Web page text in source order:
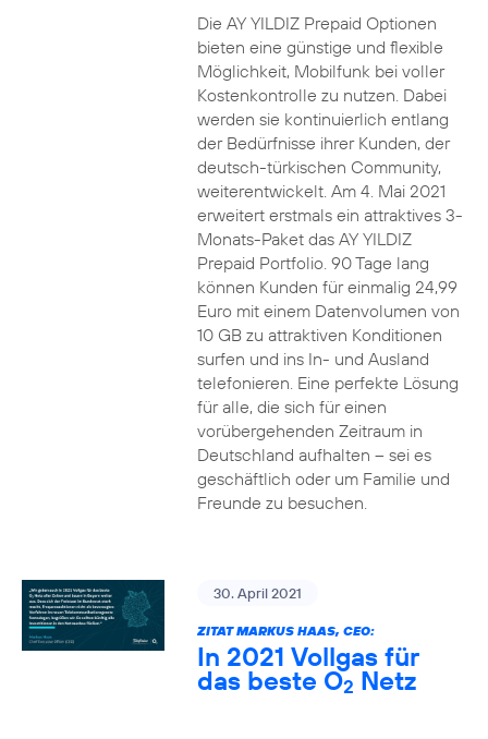
Die AY YILDIZ Prepaid Optionen
bieten eine günstige und flexible
Möglichkeit, Mobilfunk bei voller
Kostenkontrolle zu nutzen. Dabei
werden sie kontinuierlich entlang
der Bedürfnisse ihrer Kunden, der
deutsch-türkischen Community,
weiterentwickelt. Am 4. Mai 2021
erweitert erstmals ein attraktives 3-
Monats-Paket das AY YILDIZ
Prepaid Portfolio. 90 Tage lang
können Kunden für einmalig 24,99
Euro mit einem Datenvolumen von
10 GB zu attraktiven Konditionen
surfen und ins In- und Ausland
telefonieren. Eine perfekte Lösung
für alle, die sich für einen
vorübergehenden Zeitraum in
Deutschland aufhalten – sei es
geschäftlich oder um Familie und
Freunde zu besuchen.
30. April 2021
ZITAT MARKUS HAAS, CEO:
In 2021 Vollgas für
das beste O2 Netz